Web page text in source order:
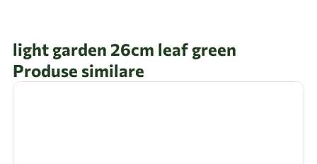
light garden 26cm leaf green
Produse similare